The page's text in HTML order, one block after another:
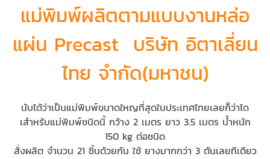
แม่พิมพ์ผลิตตามแบบงานหล่อ
แผ่น Precast บริษัท อิตาเลี่ยน
ไทย จำกัด(มหาชน)
นับได้ว่าเป็นแม่พิมพ์ขนาดใหญที่สุดในประเทศไทยเลยก็ว่าได
เสำหรับแม่พิมพ์ชนิดนี้ กว้าง 2 เมตร ยาว 3.5 เมตร น้ำหนัก
150 kg ต่อชนิด
สั่งผลิต จำนวน 21 ชิ้นด้วยกัน ใช้ ยางมากกว่า 3 ตันเลยทีเดียว